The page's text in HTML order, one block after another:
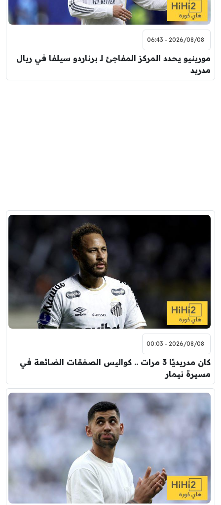
2026/08/08 - 06:43
مورينيو يحدد المركز المفاجئ لـ برناردو سيلفا في ريال
مدريد
2026/08/08 - 00:03
كان مدريديًا 3 مرات .. كواليس الصفقات الضائعة في
مسيرة نيمار